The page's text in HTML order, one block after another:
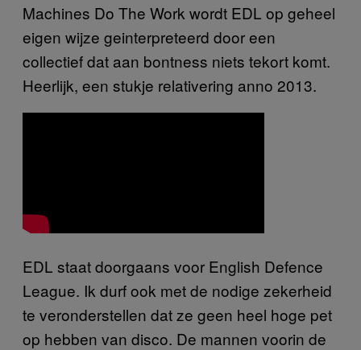
Machines Do The Work wordt EDL op geheel
eigen wijze geinterpreteerd door een
collectief dat aan bontness niets tekort komt.
Heerlijk, een stukje relativering anno 2013.
EDL staat doorgaans voor English Defence
League. Ik durf ook met de nodige zekerheid
te veronderstellen dat ze geen heel hoge pet
op hebben van disco. De mannen voorin de